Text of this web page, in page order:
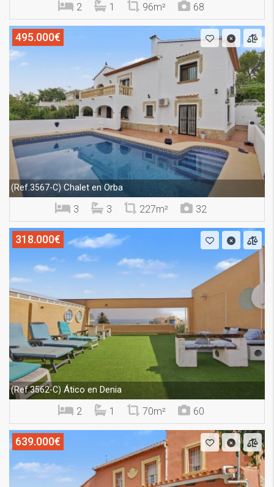
2 1 96m² 68
495.000€
(Ref.3567-C) Chalet en Orba
3 3 227m² 32
318.000€
(Ref.3562-C) Ático en Denia
2 1 70m² 60
639.000€